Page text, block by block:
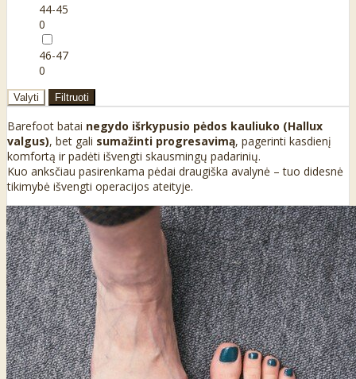
44-45
0
46-47
0
Valyti Filtruoti
Barefoot batai negydo išrkypusio pėdos kauliuko (Hallux
valgus), bet gali sumažinti progresavimą, pagerinti kasdienį
komfortą ir padėti išvengti skausmingų padarinių.
Kuo anksčiau pasirenkama pėdai draugiška avalynė – tuo didesnė
tikimybė išvengti operacijos ateityje.